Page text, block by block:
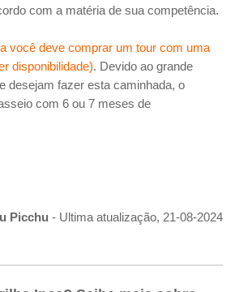
com a matéria de sua competência.
você deve comprar um tour com uma
disponibilidade). Devido ao grande
desejam fazer esta caminhada, o
com 6 ou 7 meses de
Picchu - Ultima atualização, 21-08-2024